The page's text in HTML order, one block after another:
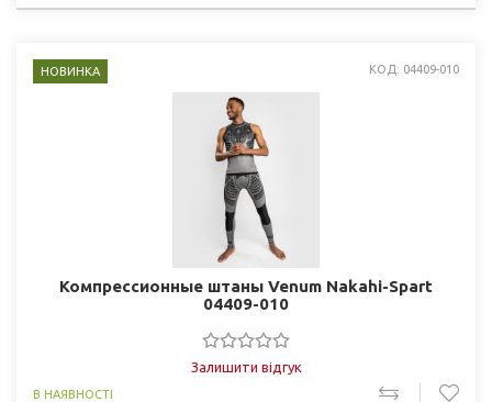
НОВИНКА КОД: 04409-010
Компрессионные штаны Venum Nakahi-Spart
04409-010
Залишити відгук
В НАЯВНОСТІ